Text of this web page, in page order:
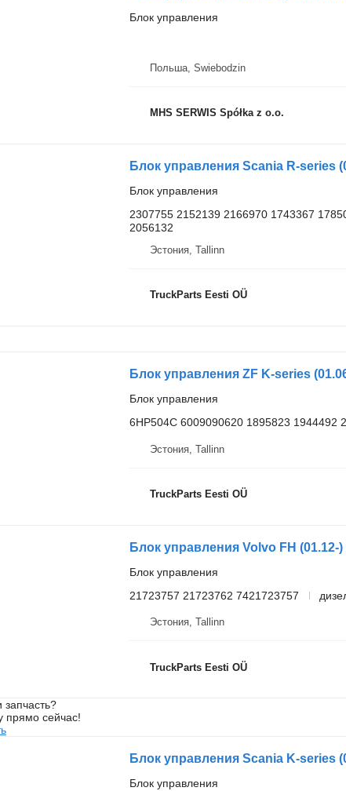
Блок управления
Польша, Swiebodzin
MHS SERWIS Spółka z o.o.
Блок управления
2307755 2152139 2166970 1743367
2056132
Эстония, Tallinn
TruckParts Eesti OÜ
Блок управления
6HP504C 6009090620 1895823 1944492
Эстония, Tallinn
TruckParts Eesti OÜ
Блок управления Volvo FH (01.12-)
Блок управления
21723757 21723762 7421723757
Эстония, Tallinn
TruckParts Eesti OÜ
прямо сейчас!
Блок управления